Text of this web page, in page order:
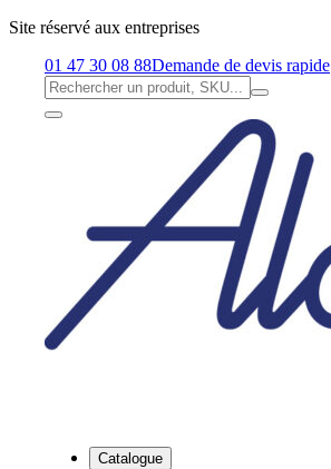
Site réservé aux entreprises
01 47 30 08 88Demande de devis rapide
Catalogue